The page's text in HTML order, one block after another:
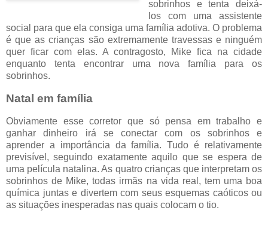
sobrinhos e tenta deixá-
los com uma assistente
social para que ela consiga uma família adotiva. O problema
é que as crianças são extremamente travessas e ninguém
quer ficar com elas. A contragosto, Mike fica na cidade
enquanto tenta encontrar uma nova família para os
sobrinhos.
Natal em família
Obviamente esse corretor que só pensa em trabalho e
ganhar dinheiro irá se conectar com os sobrinhos e
aprender a importância da família. Tudo é relativamente
previsível, seguindo exatamente aquilo que se espera de
uma película natalina. As quatro crianças que interpretam os
sobrinhos de Mike, todas irmãs na vida real, tem uma boa
química juntas e divertem com seus esquemas caóticos ou
as situações inesperadas nas quais colocam o tio.